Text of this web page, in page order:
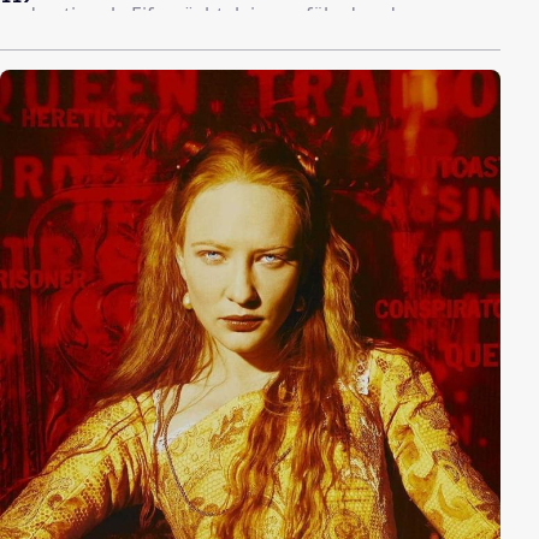
und nationale Eifersüchteleien gefährden das
ehrgeizige Projekt. Die schwedische Diva Karin
Anderson gebärdet sich äußerst kapriziös. Zwischen
ihr und Szanto entbrennt jedoch bald eine
leidenschaftliche Liebesaffäre, was zum Zerwürfnis mit
Szantos Familie führt. Am Ende zählt nur der Erfolg
der Premiere, die allerdings vor dem geschlossenen
"Eisernen Vorhang" stattfinden muß.